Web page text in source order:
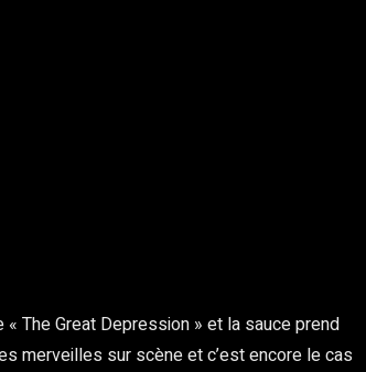
The Great Depression » et la sauce prend
merveilles sur scène et c’est encore le cas